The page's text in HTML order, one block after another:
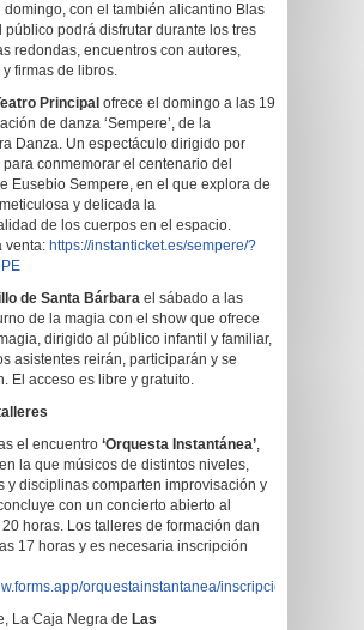
con el también alicantino Blas
público podrá disfrutar durante los tres
redondas, encuentros con autores,
firmas de libros.
Principal ofrece el domingo a las 19
de danza ‘Sempere’, de la
Danza. Un espectáculo dirigido por
conmemorar el centenario del
Eusebio Sempere, en el que explora de
y delicada la
de los cuerpos en el espacio.
venta: https://instanticket.es/sempere/?
de Santa Bárbara el sábado a las
de la magia con el show que ofrece
dirigido al público infantil y familiar,
asistentes reirán, participarán y se
El acceso es libre y gratuito.
el encuentro ‘Orquesta Instantánea’,
la que músicos de distintos niveles,
y disciplinas comparten improvisación y
con un concierto abierto al
horas. Los talleres de formación dan
17 horas y es necesaria inscripción
orquestainstantanea/inscripcion
La Caja Negra de Las